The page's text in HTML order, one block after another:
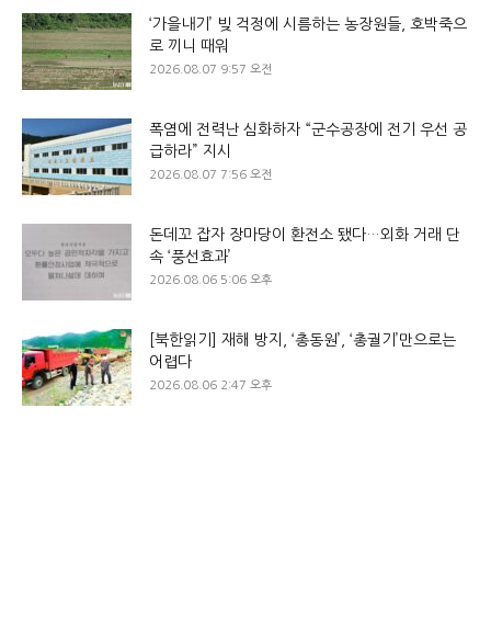
‘가을내기’ 빚 걱정에 시름하는 농장원들, 호박죽으
로 끼니 때워
2026.08.07 9:57 오전
폭염에 전력난 심화하자 “군수공장에 전기 우선 공
급하라” 지시
2026.08.07 7:56 오전
돈데꼬 잡자 장마당이 환전소 됐다…외화 거래 단
속 ‘풍선효과’
2026.08.06 5:06 오후
[북한읽기] 재해 방지, ‘총동원’, ‘총궐기’만으로는
어렵다
2026.08.06 2:47 오후